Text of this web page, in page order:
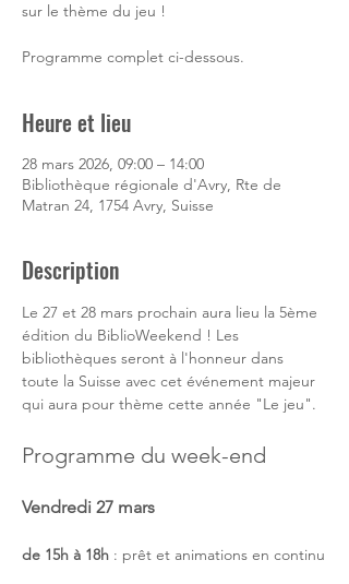
sur le thème du jeu !
Programme complet ci-dessous.
Heure et lieu
28 mars 2026, 09:00 – 14:00
Bibliothèque régionale d'Avry, Rte de
Matran 24, 1754 Avry, Suisse
Description
Le 27 et 28 mars prochain aura lieu la 5ème
édition du BiblioWeekend ! Les
bibliothèques seront à l'honneur dans
toute la Suisse avec cet événement majeur
qui aura pour thème cette année "Le jeu".
Programme du week-end
Vendredi 27 mars
de 15h à 18h : prêt et animations en continu